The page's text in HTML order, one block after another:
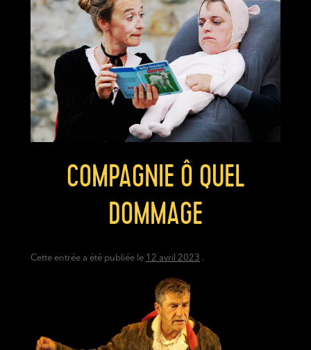
COMPAGNIE Ô QUEL
DOMMAGE
Cette entrée a été publiée le 12 avril 2023 .